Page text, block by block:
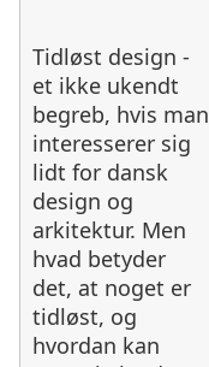
Tidløst design -
et ikke ukendt
begreb, hvis man
interesserer sig
lidt for dansk
design og
arkitektur. Men
hvad betyder
det, at noget er
tidløst, og
hvordan kan
fremtidige
ændringer og
behov? Og hvad
er de største
udfordringer
med det? Jesper
fra N+P
Arkitektur har et
bud på alle
ovenstående
spørgsmål, og